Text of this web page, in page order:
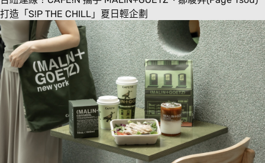
打造「S!P THE CHILL」夏日輕企劃